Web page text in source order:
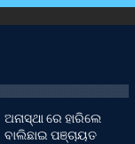
ଅନାସ୍ଥା ରେ ହାରିଲେ
ବାଲିଛାଇ ପଞ୍ଚାୟତ